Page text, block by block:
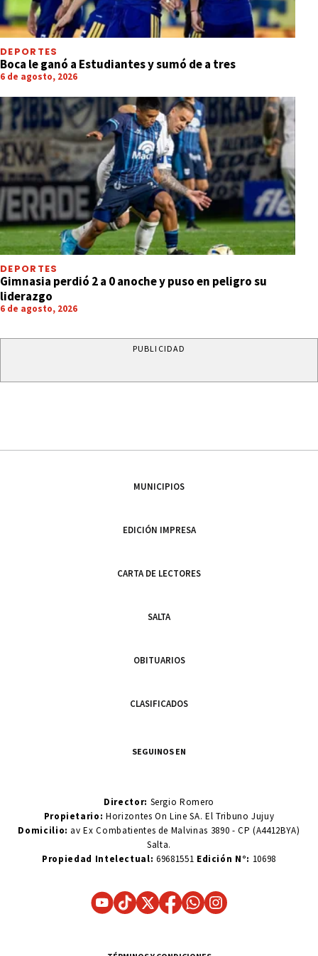
DEPORTES
Boca le ganó a Estudiantes y sumó de a tres
6 de agosto, 2026
DEPORTES
Gimnasia perdió 2 a 0 anoche y puso en peligro su
liderazgo
6 de agosto, 2026
PUBLICIDAD
MUNICIPIOS
EDICIÓN IMPRESA
CARTA DE LECTORES
SALTA
OBITUARIOS
CLASIFICADOS
SEGUINOS EN
Director: Sergio Romero
Propietario:Horizontes On Line SA. El Tribuno Jujuy
Domicilio: av Ex Combatientes de Malvinas 3890 - CP (A4412BYA)
Salta.
Propiedad Intelectual: 69681551 Edición N°: 10698